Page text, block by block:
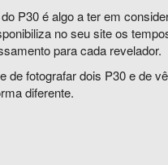
P30 é algo a ter em
no seu site os
para cada revelador.
de fotografar dois P30 e de
diferente.